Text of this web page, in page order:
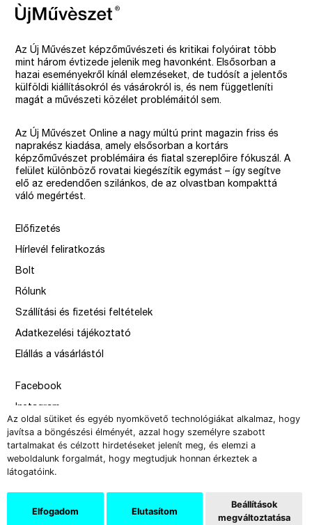
Az oldal sütiket és egyéb nyomkövető technológiákat alkalmaz, hogy
javítsa a böngészési élményét, azzal hogy személyre szabott
tartalmakat és célzott hirdetéseket jelenít meg, és elemzi a
weboldalunk forgalmát, hogy megtudjuk honnan érkeztek a
látogatóink.
Elfogadom Elutasítom
Beállítások
megváltoztatása
Az Új Művészet képzőművészeti és kritikai folyóirat több
mint három évtizede jelenik meg havonként. Elsősorban a
hazai eseményekről kínál elemzéseket, de tudósít a jelentős
külföldi kiállításokról és vásárokról is, és nem függetleníti
magát a művészeti közélet problémáitól sem.
Az Új Művészet Online a nagy múltú print magazin friss és
naprakész kiadása, amely elsősorban a kortárs
képzőművészet problémáira és fiatal szereplőire fókuszál. A
felület különböző rovatai kiegészítik egymást – így segítve
elő az eredendően szilánkos, de az olvastban kompakttá
váló megértést.
Előfizetés
Hírlevél feliratkozás
Bolt
Rólunk
Szállítási és fizetési feltételek
Adatkezelési tájékoztató
Elállás a vásárlástól
Facebook
Instagram
Issue
–
design by Solymosi Mór, Sirbik Attila
webbyzolka